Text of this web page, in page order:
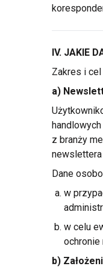
IV. JAKIE
Zakres i cel
a)
z branży
newslettera
Dane
w
w celu
ochronie
b)